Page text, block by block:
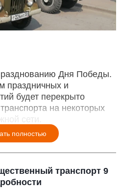
Дня Победы.
праздничных и
будет перекрыто
на некоторых
сети.
полностью
транспорт 9